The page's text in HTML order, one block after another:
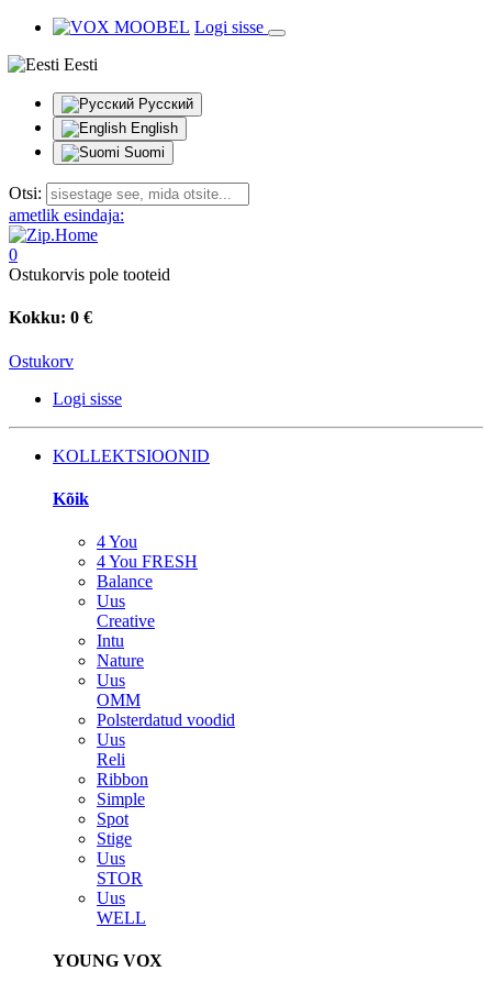
Logi sisse
Eesti
Русский
English
Suomi
Otsi:
ametlik esindaja:
0
Ostukorvis pole tooteid
Kokku: 0 €
Ostukorv
Logi sisse
KOLLEKTSIOONID
Kõik
4 You
4 You FRESH
Balance
Uus
Creative
Intu
Nature
Uus
OMM
Polsterdatud voodid
Uus
Reli
Ribbon
Simple
Spot
Stige
Uus
STOR
Uus
WELL
YOUNG VOX